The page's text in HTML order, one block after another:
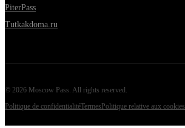
PiterPass
Tutkakdoma.ru
© 2026 Moscow Pass . All rights reserved.
Politique de confidentialitéTermesPolitique relative aux cookies